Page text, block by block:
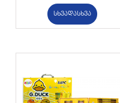
სხვადასხვა